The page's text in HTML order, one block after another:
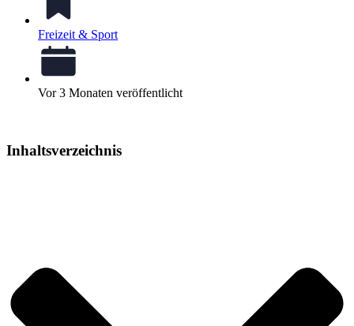
Freizeit & Sport
Vor 3 Monaten veröffentlicht
Inhaltsverzeichnis